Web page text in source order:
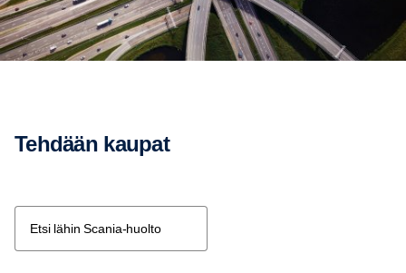
Tehdään kaupat
Etsi lähin Scania-huolto